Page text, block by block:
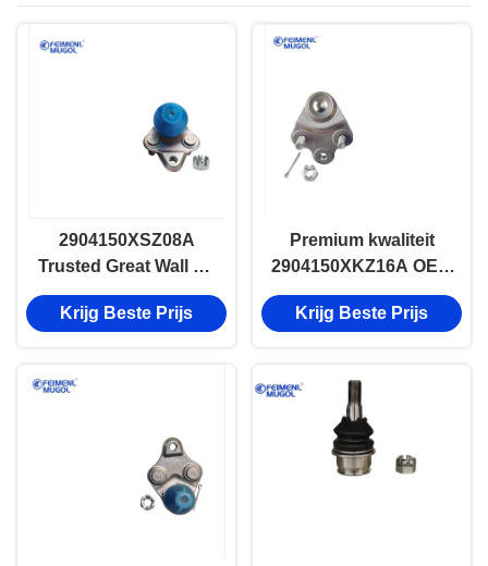
ophangingssysteem en het
stabilisatiesysteem
2904150XSZ08A
Trusted Great Wall H2
Draagarmkogel,
Hoogsterkte Ontwerp
Krijg Beste Prijs
Premium kwaliteit
2904150XKZ16A OEM
Lower Ball Joint voor
Great Wall H6/C50,
Krijg Beste Prijs